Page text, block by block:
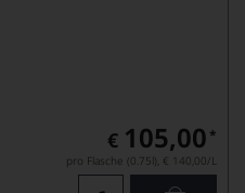
€ 105,00 *
pro Flasche (0.75l), € 140,00/L